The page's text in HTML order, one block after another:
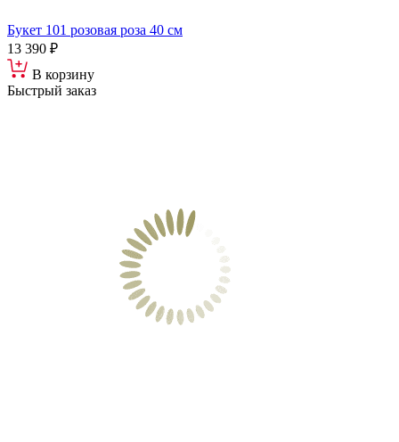
Букет 101 розовая роза 40 см
13 390 ₽
В корзину
Быстрый заказ